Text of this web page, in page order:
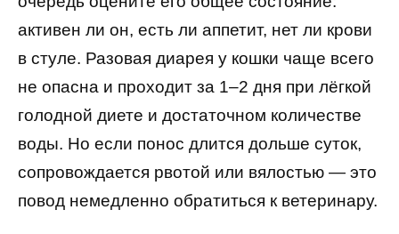
активен ли он, есть ли аппетит, нет ли крови
в стуле. Разовая диарея у кошки чаще всего
не опасна и проходит за 1–2 дня при лёгкой
голодной диете и достаточном количестве
воды. Но если понос длится дольше суток,
сопровождается рвотой или вялостью — это
повод немедленно обратиться к ветеринару.